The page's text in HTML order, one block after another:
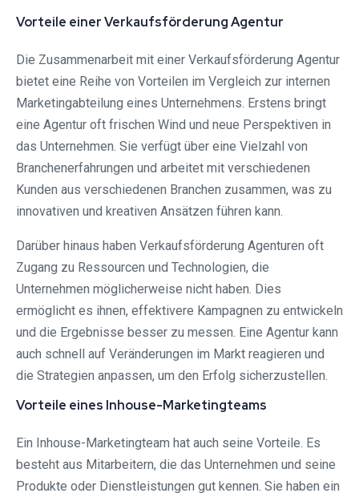
Vorteile einer Verkaufsförderung Agentur
Die Zusammenarbeit mit einer Verkaufsförderung Agentur
bietet eine Reihe von Vorteilen im Vergleich zur internen
Marketingabteilung eines Unternehmens. Erstens bringt
eine Agentur oft frischen Wind und neue Perspektiven in
das Unternehmen. Sie verfügt über eine Vielzahl von
Branchenerfahrungen und arbeitet mit verschiedenen
Kunden aus verschiedenen Branchen zusammen, was zu
innovativen und kreativen Ansätzen führen kann.
Darüber hinaus haben Verkaufsförderung Agenturen oft
Zugang zu Ressourcen und Technologien, die
Unternehmen möglicherweise nicht haben. Dies
ermöglicht es ihnen, effektivere Kampagnen zu entwickeln
und die Ergebnisse besser zu messen. Eine Agentur kann
auch schnell auf Veränderungen im Markt reagieren und
die Strategien anpassen, um den Erfolg sicherzustellen.
Vorteile eines Inhouse-Marketingteams
Ein Inhouse-Marketingteam hat auch seine Vorteile. Es
besteht aus Mitarbeitern, die das Unternehmen und seine
Produkte oder Dienstleistungen gut kennen. Sie haben ein